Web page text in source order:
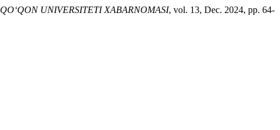
QO‘QON UNIVERSITETI XABARNOMASI, vol. 13, Dec. 2024, pp. 64-